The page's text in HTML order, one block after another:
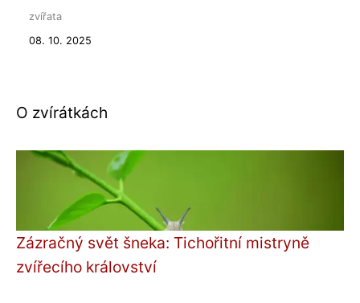
zvířata
08. 10. 2025
O zvírátkách
Zázračný svět šneka: Tichořitní mistryně
zvířecího království